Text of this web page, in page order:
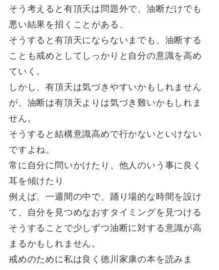
そう考えると有頂天は問題外で、油断だけでも
悪い結果を招くことがある、
そうすると有頂天にならないまでも、油断する
ことも戒めとしてしっかりと自分の意識を高め
ていく。
しかし、有頂天は気づきやすいかもしれません
が、油断は有頂天よりは気づき難いかもしれま
せん。
そうすると結構意識高めで行かないといけない
ですよね。
常に自分に問いかけたり、他人のいう事に良く
耳を傾けたり
例えば、一週間の中で、踊り場的な時間を設け
て、自分を見つめなおすタイミングを見つける
そうすることで少しずつ油断に対する意識が高
まるかもしれません。
戒めのために私は良く徳川家康の本を読みま